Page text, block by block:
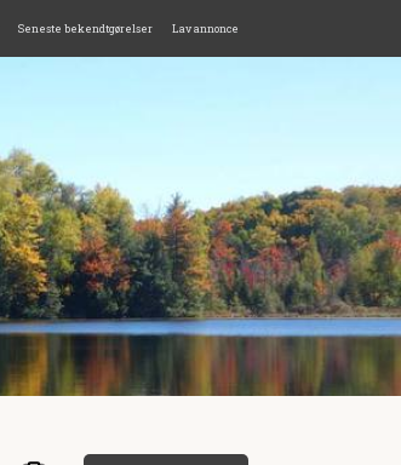
Seneste bekendtgørelser Lav annonce